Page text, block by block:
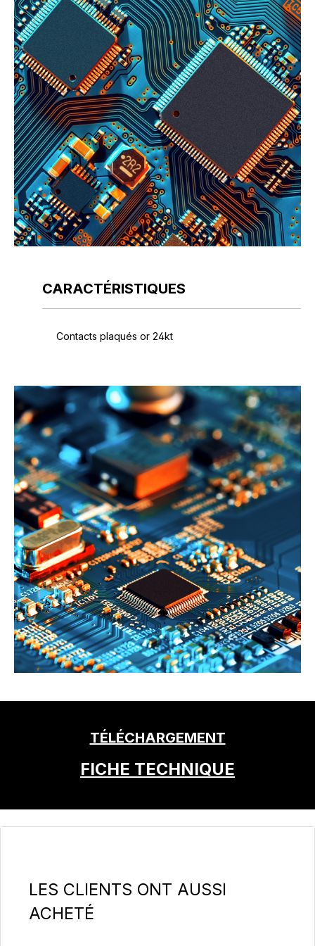
CARACTÉRISTIQUES
Contacts plaqués or 24kt
TÉLÉCHARGEMENT
FICHE TECHNIQUE
Ignorer la galerie de produits
LES CLIENTS ONT AUSSI
ACHETÉ